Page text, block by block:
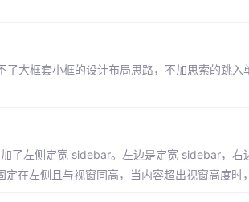
大框套小框的设计布局思路，不加思索的跳
左侧定宽 sidebar。左边是定宽 sidebar，右
在左侧且与视窗同高，当内容超出视窗高度时